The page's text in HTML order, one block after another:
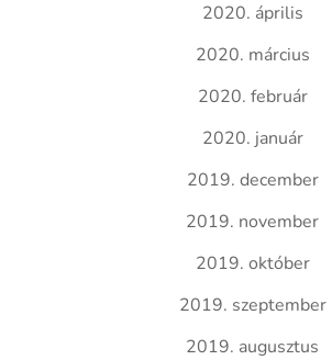
2020. április
2020. március
2020. február
2020. január
2019. december
2019. november
2019. október
2019. szeptember
2019. augusztus